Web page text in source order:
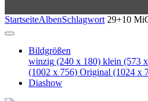
StartseiteAlbenSchlagwort 29+10
Bildgrößen
winzig (240 x 180) klein (573
(1002 x 756) Original (1024 x
Diashow